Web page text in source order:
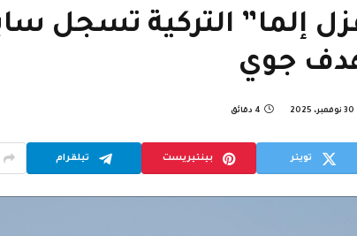
إلما” التركية تسجل
جوي
30 نوفمبر، 2025 4 دقائق
تويتر بينتيريست تيلقرام